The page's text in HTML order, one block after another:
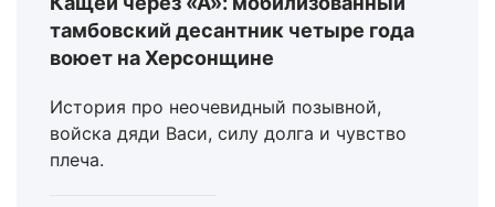
тамбовский десантник четыре года
воюет на Херсонщине
История про неочевидный позывной,
войска дяди Васи, силу долга и чувство
плеча.